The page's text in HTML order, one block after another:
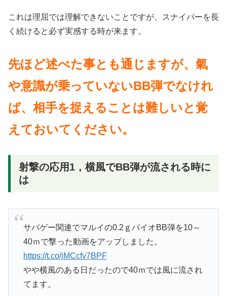
これは理屈では理解できないことですが、スナイパーを長
く続けると必ず実感する時が来ます。
先ほど述べた事とも通じますが、氣
や意識が乗っていないBB弾でなけれ
ば、相手を捉えることは難しいと覚
えておいてください。
射撃の応用1，横風でBB弾が流される時に
は
サバゲー関連でマルイの0.2ｇバイオBB弾を10～
40ｍで撃った動画をアップしました。
https://t.co/jMCcfv7BPF
やや横風のある日だったので40ｍでは風に流され
てます。